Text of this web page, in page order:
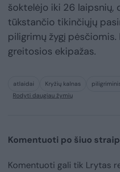
šoktelėjo iki 26 laipsnių,
tūkstančio tikinčiųjų
piligrimų žygį
greitosios ekipažas.
atlaidai Kryžių kalnas
Rodyti daugiau žymių
Komentuoti po šiuo
Komentuoti gali tik Lrytas